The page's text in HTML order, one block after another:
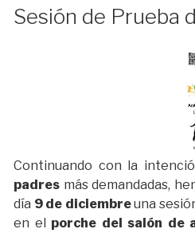
Sesión de Prueba
Continuando con la
padres más demandadas,
día 9 de diciembreuna
en el porche del salón de